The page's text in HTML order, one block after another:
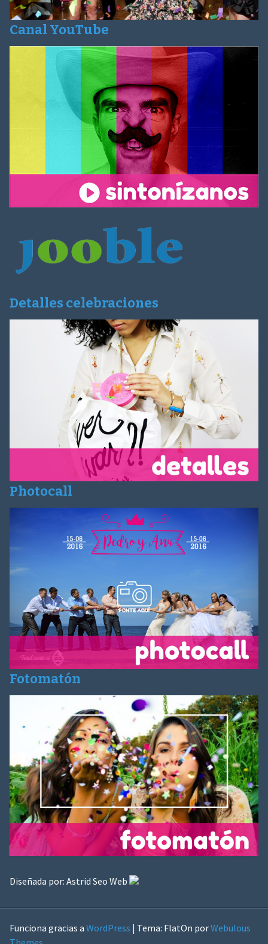
Canal YouTube
Detalles celebraciones
Photocall
Fotomatón
Diseñada por: Astrid Seo Web
Funciona gracias a WordPress | Tema: FlatOn porWebulous